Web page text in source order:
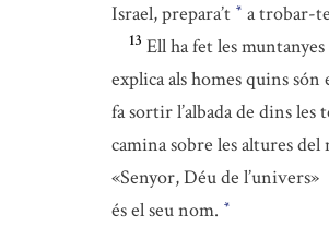
Israel, prepara’t * a trobar-
13 Ell ha fet les
explica als homes quins són
fa sortir l’albada de dins les
camina sobre les altures del
«Senyor, Déu de l’univers»
és el seu nom. *